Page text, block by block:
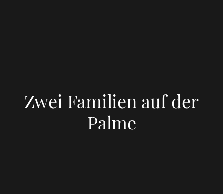
Zwei Familien auf der
Palme